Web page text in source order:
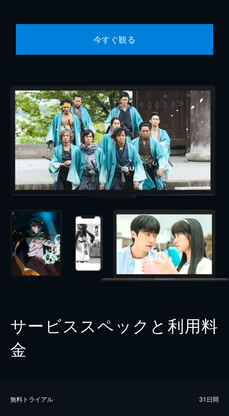
今すぐ観る
サービススペックと利用料
金
無料トライアル 31日間